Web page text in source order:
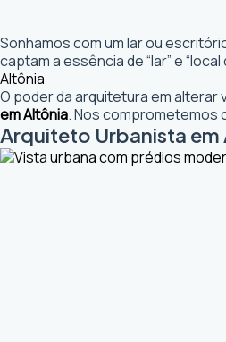
Sonhamos com um lar ou
captam a essência de “lar” e
Altônia
O poder da arquitetura em alterar
em Altônia. Nos comprometemos
Arquiteto Urbanista